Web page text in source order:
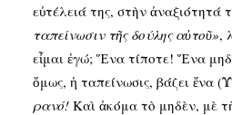
εὐτέλειά της, στὴν ἀναξιότητά
ταπείνωσιν τῆς δούλης αὐτοῦ»,
εἶμαι ἐγώ; Ἕνα τίποτε! Ἕνα
ὅμως, ἡ ταπείνωσις, βάζει ἕνα (Υ
ρανό! Καὶ ἀκόμα τὸ μηδὲν, μὲ